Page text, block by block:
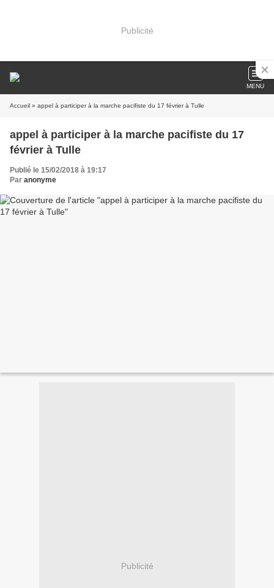
Publicité
MENU
Accueil » appel à participer à la marche pacifiste du 17 février à Tulle
appel à participer à la marche pacifiste du 17
février à Tulle
Publié le 15/02/2018 à 19:17
Par anonyme
Publicité